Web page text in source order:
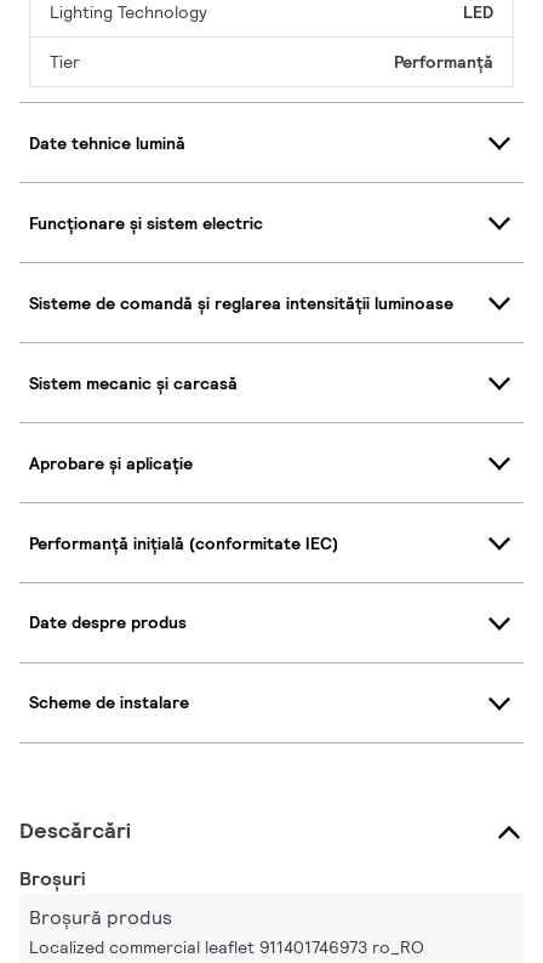
Lighting Technology LED
Tier Performanță
Date tehnice lumină
Funcționare și sistem electric
Sisteme de comandă și reglarea intensității luminoase
Sistem mecanic și carcasă
Aprobare și aplicație
Performanță inițială (conformitate IEC)
Date despre produs
Scheme de instalare
Descărcări
Broșuri
Broșură produs
Localized commercial leaflet 911401746973 ro_RO